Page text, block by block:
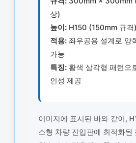
상)
높이:H150 (150mm 규격)
적용:좌우공용 설계로 양
가능
특징:황색 삼각형 패턴으
인성 제공
이미지에 표시된 바와 같이,
소형 차량 진입판에 최적화된